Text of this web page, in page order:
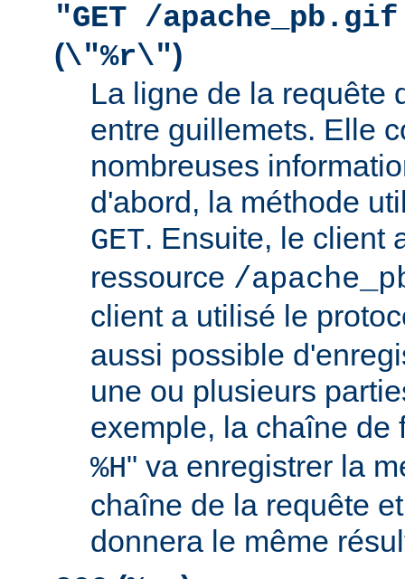
"GET /
(\"%r\")
La ligne de la requête
entre guillemets. Elle
nombreuses
d'abord, la méthode
GET. Ensuite, le client
ressource /
client a utilisé le
aussi possible
une ou plusieurs
exemple, la chaîne de
%H" va enregistrer la
chaîne de la requête
donnera le même